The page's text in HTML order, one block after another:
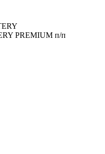
PREMIUM п/п